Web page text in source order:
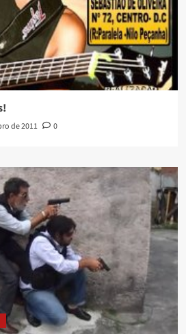
de 2011 0